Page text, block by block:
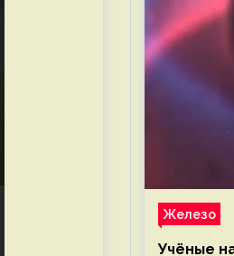
Железо
Учёные